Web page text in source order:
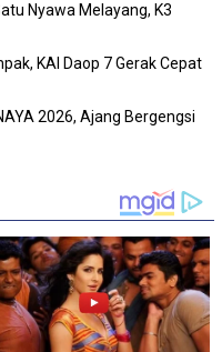
Nyawa Melayang, K3
KAI Daop 7 Gerak Cepat
2026, Ajang Bergengsi